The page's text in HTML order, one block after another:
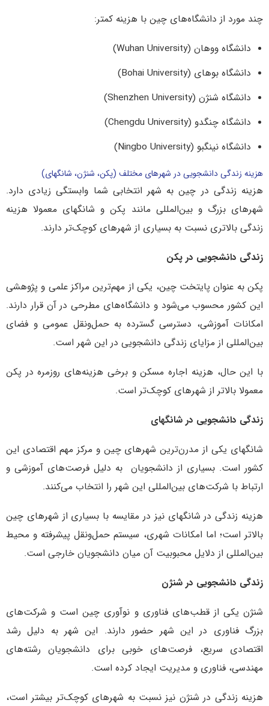
چند مورد از دانشگاه‌های چین با هزینه کمتر:
دانشگاه ووهان (Wuhan University)
دانشگاه بوهای (Bohai University)
دانشگاه شنژن (Shenzhen University)
دانشگاه چنگدو (Chengdu University)
دانشگاه نینگبو (Ningbo University)
هزینه زندگی دانشجویی در شهرهای مختلف (پکن، شنژن، شانگهای)
هزینه زندگی در چین به شهر انتخابی شما وابستگی زیادی دارد.
شهرهای بزرگ و بین‌المللی مانند پکن و شانگهای معمولا هزینه
زندگی بالاتری نسبت به بسیاری از شهرهای کوچک‌تر دارند.
زندگی دانشجویی در پکن
پکن به عنوان پایتخت چین، یکی از مهم‌ترین مراکز علمی و پژوهشی
این کشور محسوب می‌شود و دانشگاه‌های مطرحی در آن قرار دارند.
امکانات آموزشی، دسترسی گسترده به حمل‌ونقل عمومی و فضای
بین‌المللی از مزایای زندگی دانشجویی در این شهر است.
با این حال، هزینه اجاره مسکن و برخی هزینه‌های روزمره در پکن
معمولا بالاتر از شهرهای کوچک‌تر است.
زندگی دانشجویی در شانگهای
شانگهای یکی از مدرن‌ترین شهرهای چین و مرکز مهم اقتصادی این
کشور است. بسیاری از دانشجویان به دلیل فرصت‌های آموزشی و
ارتباط با شرکت‌های بین‌المللی این شهر را انتخاب می‌کنند.
هزینه زندگی در شانگهای نیز در مقایسه با بسیاری از شهرهای چین
بالاتر است؛ اما امکانات شهری، سیستم حمل‌ونقل پیشرفته و محیط
بین‌المللی از دلایل محبوبیت آن میان دانشجویان خارجی است.
زندگی دانشجویی در شنژن
شنژن یکی از قطب‌های فناوری و نوآوری چین است و شرکت‌های
بزرگ فناوری در این شهر حضور دارند. این شهر به دلیل رشد
اقتصادی سریع، فرصت‌های خوبی برای دانشجویان رشته‌های
مهندسی، فناوری و مدیریت ایجاد کرده است.
هزینه زندگی در شنژن نیز نسبت به شهرهای کوچک‌تر بیشتر است،